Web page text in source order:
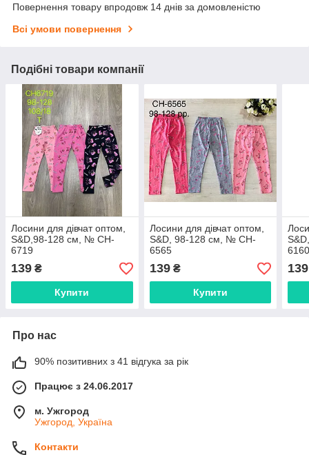
Повернення товару впродовж 14 днів за домовленістю
Всі умови повернення
Подібні товари компанії
Лосини для дівчат оптом,
S&D,98-128 см, № CH-
6719
139 ₴
Купити
Лосини для дівчат оптом,
S&D, 98-128 см, № CH-
6565
139₴
Купити
139
Про нас
90% позитивних з 41 відгука за рік
Працює з 24.06.2017
м. Ужгород
Ужгород, Україна
Контакти